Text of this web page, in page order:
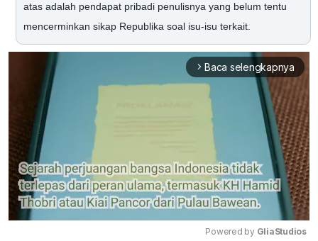
atas adalah pendapat pribadi penulisnya yang belum tentu
mencerminkan sikap Republika soal isu-isu terkait.
arrow_forward_ios Baca selengkapnya
Powered by GliaStudios